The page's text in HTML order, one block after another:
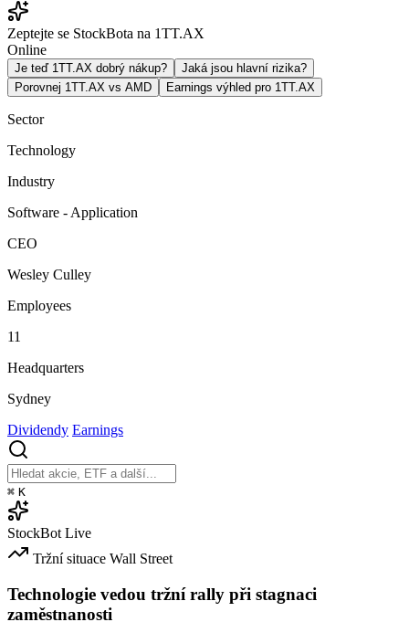
Zeptejte se StockBota na 1TT.AX
Online
Je teď 1TT.AX dobrý nákup?
Jaká jsou hlavní rizika?
Porovnej 1TT.AX vs AMD
Earnings výhled pro 1TT.AX
Sector
Technology
Industry
Software - Application
CEO
Wesley Culley
Employees
11
Headquarters
Sydney
Dividendy Earnings
⌘ K
StockBot Live
Tržní situace Wall Street
Technologie vedou tržní rally při stagnaci
zaměstnanosti